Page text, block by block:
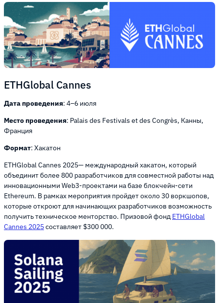
ETHGlobal Cannes
Дата проведения: 4–6 июля
Место проведения: Palais des Festivals et des Congrès, Канны,
Франция
Формат: Хакатон
ETHGlobal Cannes 2025— международный хакатон, который
объединит более 800 разработчиков для совместной работы над
инновационными Web3-проектами на базе блокчейн-сети
Ethereum. В рамках мероприятия пройдет около 30 воркшопов,
которые откроют для начинающих разработчиков возможность
получить техническое менторство. Призовой фонд ETHGlobal
Cannes 2025составляет $300 000.